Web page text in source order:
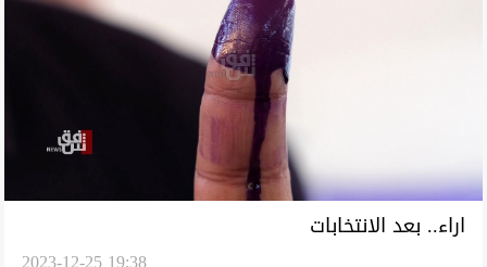
اراء.. بعد الانتخابات